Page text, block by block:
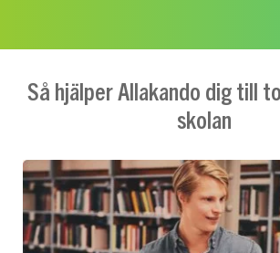
Så hjälper Allakando dig till
skolan